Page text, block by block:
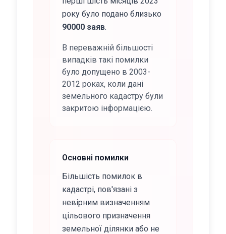
року було подано близько
90000 заяв.
В переважній більшості
випадків такі помилки
було допущено в 2003-
2012 роках, коли дані
земельного кадастру були
закритою інформацією.
Основні помилки
Більшість помилок в
кадастрі, пов'язані з
невірним визначенням
цільового призначення
земельної ділянки або не